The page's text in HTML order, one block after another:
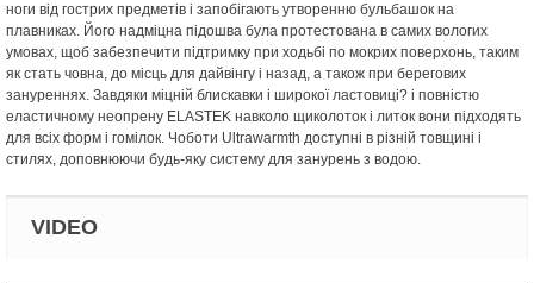
ноги від гострих предметів і запобігають утворенню бульбашок на
плавниках. Його надміцна підошва була протестована в самих вологих
умовах, щоб забезпечити підтримку при ходьбі по мокрих поверхонь, таким
як стать човна, до місць для дайвінгу і назад, а також при берегових
зануреннях. Завдяки міцній блискавки і широкої ластовиці? і повністю
еластичному неопрену ELASTEK навколо щиколоток і литок вони підходять
для всіх форм і гомілок. Чоботи Ultrawarmth доступні в різній товщині і
стилях, доповнюючи будь-яку систему для занурень з водою.
VIDEO